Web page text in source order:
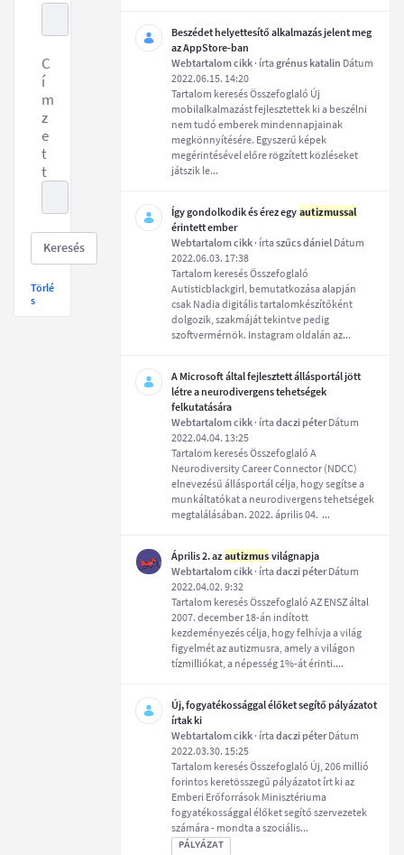
C
í
m
z
e
t
t
Keresés
Törlé
s
Beszédet helyettesítő alkalmazás jelent meg
az AppStore-ban
Webtartalom cikk · írtagrénus katalin Dátum
2022.06.15. 14:20
Tartalom keresés Összefoglaló Új
mobilalkalmazást fejlesztettek ki a beszélni
nem tudó emberek mindennapjainak
megkönnyítésére. Egyszerű képek
megérintésével előre rögzített közléseket
játszik le...
Így gondolkodik és érez egy autizmussal
érintett ember
Webtartalom cikk · írtaszűcs dániel Dátum
2022.06.03. 17:38
Tartalom keresés Összefoglaló
Autisticblackgirl, bemutatkozása alapján
csak Nadia digitális tartalomkészítőként
dolgozik, szakmáját tekintve pedig
szoftvermérnök. Instagram oldalán az...
A Microsoft által fejlesztett állásportál jött
létre a neurodivergens tehetségek
felkutatására
Webtartalom cikk · írtadaczi péter Dátum
2022.04.04. 13:25
Tartalom keresés Összefoglaló A
Neurodiversity Career Connector (NDCC)
elnevezésű állásportál célja, hogy segítse a
munkáltatókat a neurodivergens tehetségek
megtalálásában. 2022. április 04. ...
Április 2. az autizmus világnapja
Webtartalom cikk · írtadaczi péter Dátum
2022.04.02. 9:32
Tartalom keresés Összefoglaló AZ ENSZ által
2007. december 18-án indított
kezdeményezés célja, hogy felhívja a világ
figyelmét az autizmusra, amely a világon
tízmilliókat, a népesség 1%-át érinti....
Új, fogyatékossággal élőket segítő pályázatot
írtak ki
Webtartalom cikk · írtadaczi péter Dátum
2022.03.30. 15:25
Tartalom keresés Összefoglaló Új, 206 millió
forintos keretösszegű pályázatot írt ki az
Emberi Erőforrások Minisztériuma
fogyatékossággal élőket segítő szervezetek
számára - mondta a szociális...
PÁLYÁZAT